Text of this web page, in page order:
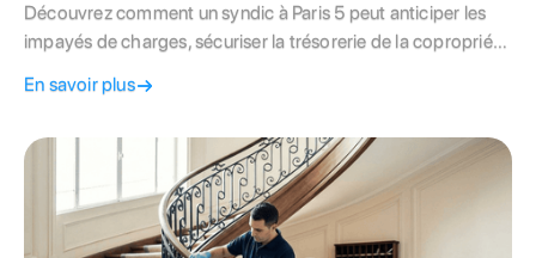
Découvrez comment un syndic à Paris 5 peut anticiper les
impayés de charges, sécuriser la trésorerie de la copropriété
à une gestion proactive.
En savoir plus